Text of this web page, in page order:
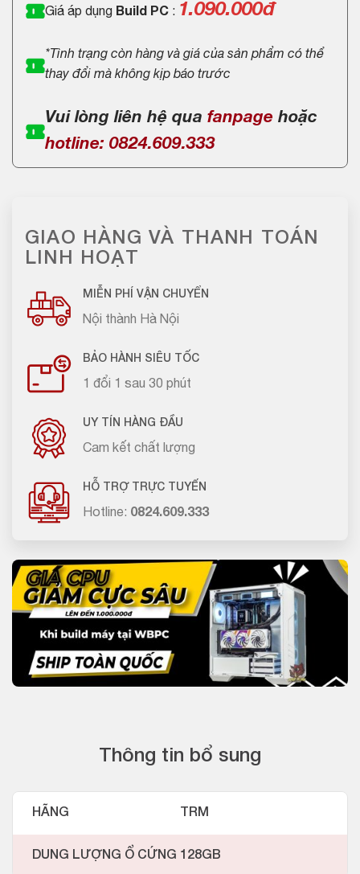
Giá áp dụng Build PC : 1.090.000đ
*Tình trạng còn hàng và giá của sản phẩm có thể
thay đổi mà không kịp báo trước
Vui lòng liên hệ qua fanpage hoặc
hotline: 0824.609.333
GIAO HÀNG VÀ THANH TOÁN
LINH HOẠT
MIỄN PHÍ VẬN CHUYỂN
Nội thành Hà Nội
BẢO HÀNH SIÊU TỐC
1 đổi 1 sau 30 phút
UY TÍN HÀNG ĐẦU
Cam kết chất lượng
HỖ TRỢ TRỰC TUYẾN
Hotline: 0824.609.333
Thông tin bổ sung
HÃNG TRM
DUNG LƯỢNG Ổ CỨNG 128GB